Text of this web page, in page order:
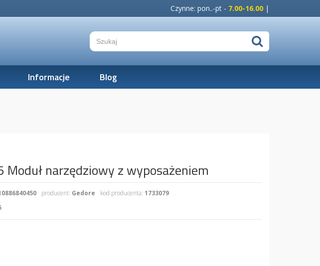
Czynne: pon..-pt - 7.00-16.00 |
Informacje Blog
Moduł narzędziowy z wyposażeniem
producent: Gedore kod producenta: 1733079